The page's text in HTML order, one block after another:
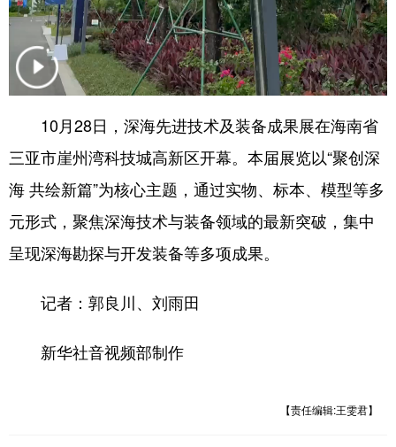
10月28日，深海先进技术及装备成果展在海南省
三亚市崖州湾科技城高新区开幕。本届展览以“聚创深
海 共绘新篇”为核心主题，通过实物、标本、模型等多
元形式，聚焦深海技术与装备领域的最新突破，集中
呈现深海勘探与开发装备等多项成果。
记者：郭良川、刘雨田
新华社音视频部制作
【责任编辑:王雯君】